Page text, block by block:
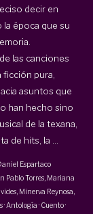
decir en
época que su
las canciones
pura,
asuntos que
han hecho sino
de la texana,
de hits, la ...
Espartaco
Pablo Torres, Mariana
Minerva Reynosa
· Antología · Cuento·